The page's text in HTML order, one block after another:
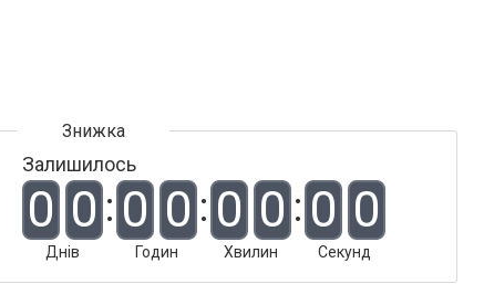
Залишилось
0 0
Днів
0 0
Годин
0 0
Хвилин
0 0
Секунд